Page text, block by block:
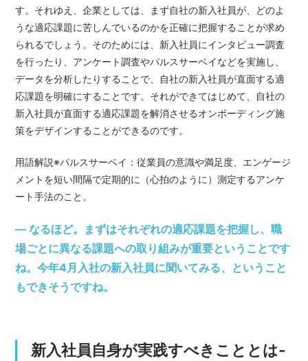
す。それゆえ、企業としては、まず自社の新入社員が、どのよ
うな適応課題に苦しんでいるのかを正確に把握することが求め
られるでしょう。そのためには、新入社員にインタビュー調査
を行ったり、アンケート調査やパルスサーベイなどを実施し、
データを分析したりすることで、自社の新入社員が直面する適
応課題を明確にすることです。それができてはじめて、自社の
新入社員が直面する適応課題を解消させるオンボーディング施
策をデザインすることができるのです。
用語解説※パルスサーベイ：従業員の意識や満足度、エンゲージ
メントを短い間隔で定期的に（心拍のように）測定するアンケ
ート手法のこと。
— なるほど。まずはそれぞれの適応課題を把握し、職
場ごとに異なる課題への取り組みが重要ということです
ね。今年4月入社の新入社員に聞いてみる、ということ
もできそうですね。
新入社員自身が実践すべきこととは‐